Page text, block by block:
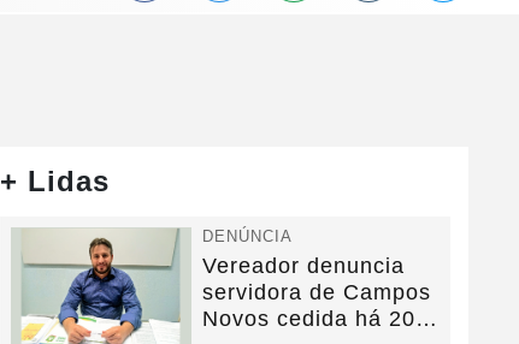
+ Lidas
DENÚNCIA
Vereador denuncia
servidora de Campos
Novos cedida há 20